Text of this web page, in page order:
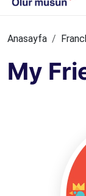
Anasayfa
My